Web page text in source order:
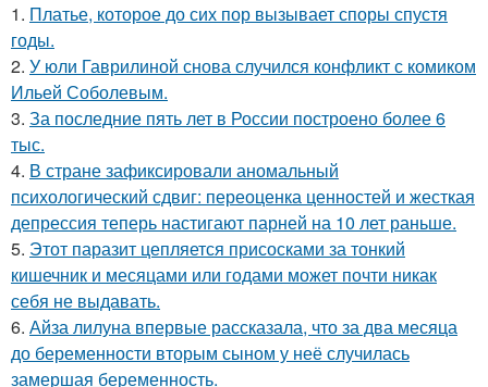
1. Платье, которое до сих пор вызывает споры спустя
годы.
2. У юли Гаврилиной снова случился конфликт с комиком
Ильей Соболевым.
3. За последние пять лет в России построено более 6
тыс.
4. В стране зафиксировали аномальный
психологический сдвиг: переоценка ценностей и жесткая
депрессия теперь настигают парней на 10 лет раньше.
5. Этот паразит цепляется присосками за тонкий
кишечник и месяцами или годами может почти никак
себя не выдавать.
6. Айза лилуна впервые рассказала, что за два месяца
до беременности вторым сыном у неё случилась
замершая беременность.